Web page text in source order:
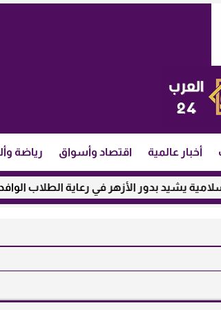
أخبار عالمية اقتصاد وأسواق رياضة
الأزهر في رعاية الطلاب الوافدين خلال